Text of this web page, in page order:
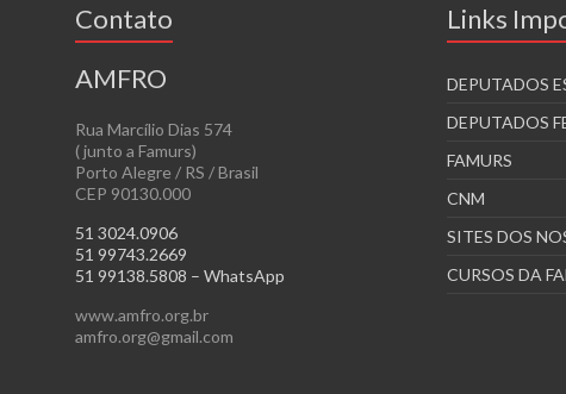
Contato
AMFRO
Rua Marcílio Dias 574
( junto a Famurs)
Porto Alegre / RS / Brasil
CEP 90130.000
51 3024.0906
51 99743.2669
51 99138.5808 – WhatsApp
www.amfro.org.br
amfro.org@gmail.com
Links
DEPUTADOS
DEPUTADOS
FAMURS
CNM
SITES DOS
CURSOS DA